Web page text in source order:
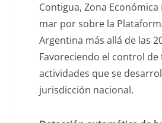
Contigua, Zona Económica
mar por sobre la
Argentina más allá de las
Favoreciendo el control de
actividades que se
jurisdicción nacional.